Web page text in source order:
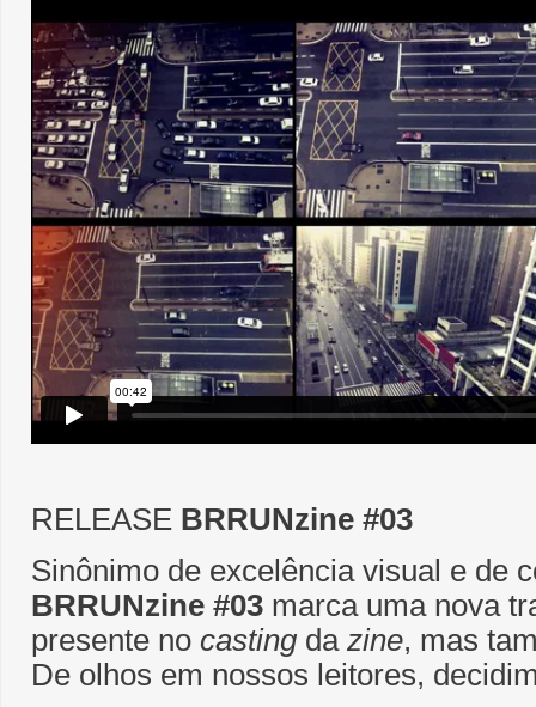
RELEASE BRRUNzine #03
Sinônimo de excelência visual e de
BRRUNzine #03 marca uma nova
presente no casting da zine, mas
De olhos em nossos leitores,